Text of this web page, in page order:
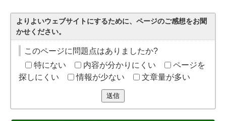
よりよいウェブサイトにするために、ページのご感想をお聞
かせください。
このページに問題点はありましたか?
特にない
内容が分かりにくい
ページを
探しにくい
情報が少ない 文章量が多い
送信